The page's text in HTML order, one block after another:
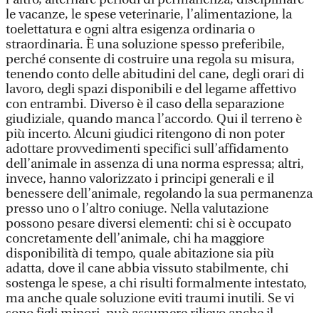
le vacanze, le spese veterinarie, l’alimentazione, la
toelettatura e ogni altra esigenza ordinaria o
straordinaria. È una soluzione spesso preferibile,
perché consente di costruire una regola su misura,
tenendo conto delle abitudini del cane, degli orari di
lavoro, degli spazi disponibili e del legame affettivo
con entrambi. Diverso è il caso della separazione
giudiziale, quando manca l’accordo. Qui il terreno è
più incerto. Alcuni giudici ritengono di non poter
adottare provvedimenti specifici sull’affidamento
dell’animale in assenza di una norma espressa; altri,
invece, hanno valorizzato i principi generali e il
benessere dell’animale, regolando la sua permanenza
presso uno o l’altro coniuge. Nella valutazione
possono pesare diversi elementi: chi si è occupato
concretamente dell’animale, chi ha maggiore
disponibilità di tempo, quale abitazione sia più
adatta, dove il cane abbia vissuto stabilmente, chi
sostenga le spese, a chi risulti formalmente intestato,
ma anche quale soluzione eviti traumi inutili. Se vi